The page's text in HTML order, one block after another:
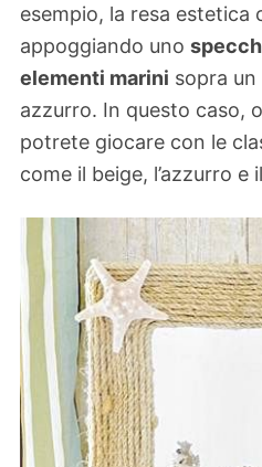
esempio, la resa estetica
appoggiando uno
elementi marini sopra un
azzurro. In questo caso,
potrete giocare con le
come il beige, l’azzurro e